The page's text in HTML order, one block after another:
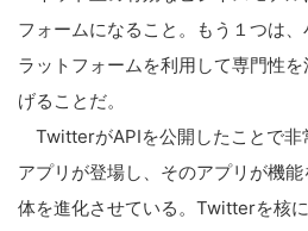
フォームになること。もう１つは、
ラットフォームを利用して専門性を
げることだ。
TwitterがAPIを公開したことで非
アプリが登場し、そのアプリが機
体を進化させている。Twitterを核